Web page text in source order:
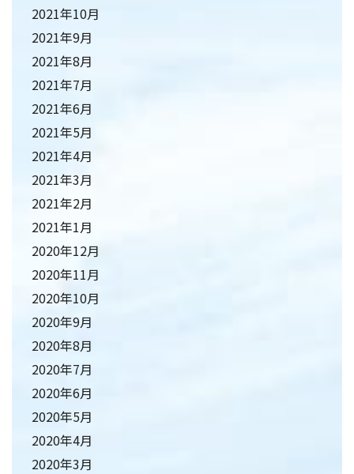
2021年10月
2021年9月
2021年8月
2021年7月
2021年6月
2021年5月
2021年4月
2021年3月
2021年2月
2021年1月
2020年12月
2020年11月
2020年10月
2020年9月
2020年8月
2020年7月
2020年6月
2020年5月
2020年4月
2020年3月